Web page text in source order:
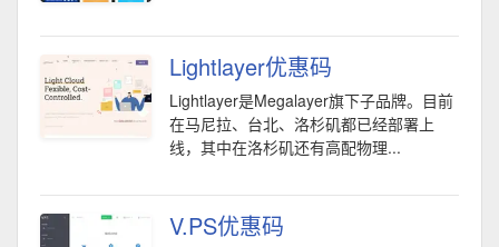
Lightlayer优惠码
Lightlayer是Megalayer旗下子品牌。目前
在马尼拉、台北、洛杉矶都已经部署上
线，其中在洛杉矶还有高配物理...
V.PS优惠码